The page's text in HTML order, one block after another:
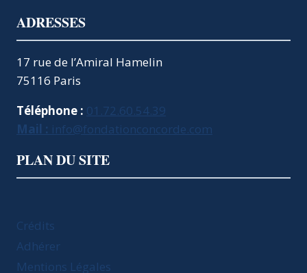
ADRESSES
17 rue de l’Amiral Hamelin
75116 Paris
Téléphone : 01.72.60.54.39
Mail : info@fondationconcorde.com
PLAN DU SITE
Crédits
Adhérer
Mentions Légales